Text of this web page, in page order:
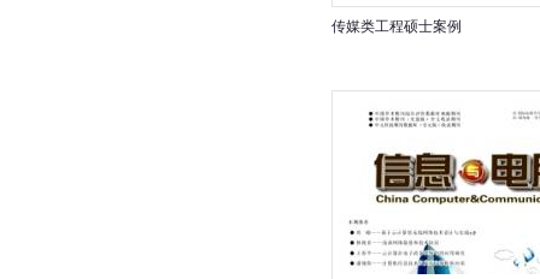
传媒类工程硕士案例